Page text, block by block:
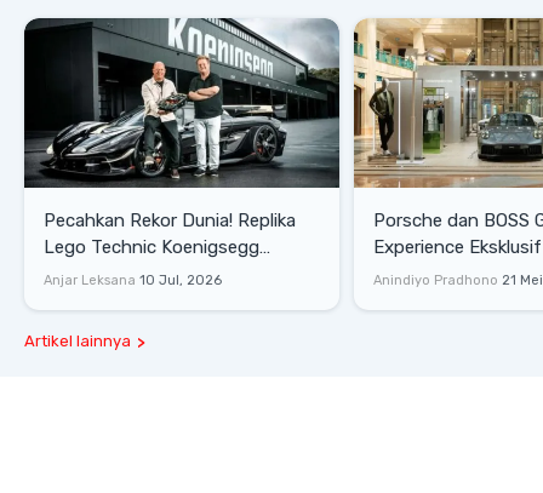
Pecahkan Rekor Dunia! Replika
Lego Technic Koenigsegg
Sadair's Spear Ukuran Asli Sukses
Anjar Leksana 10 Jul, 2026
Porsche dan BOSS
Experience
Senayan, Hadirkan
Anindiyo Pradhono 21
Artikel lainnya